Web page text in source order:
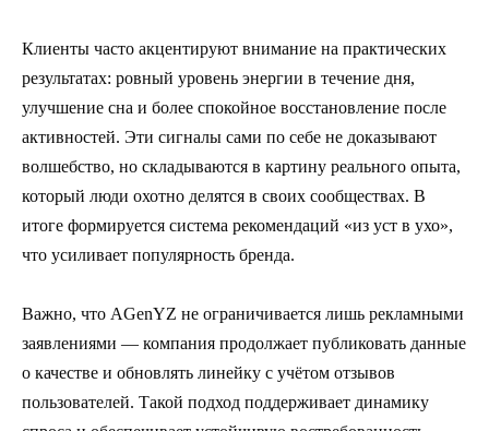
Клиенты часто акцентируют внимание на практических
результатах: ровный уровень энергии в течение дня,
улучшение сна и более спокойное восстановление после
активностей. Эти сигналы сами по себе не доказывают
волшебство, но складываются в картину реального опыта,
который люди охотно делятся в своих сообществах. В
итоге формируется система рекомендаций «из уст в ухо»,
что усиливает популярность бренда.
Важно, что AGenYZ не ограничивается лишь рекламными
заявлениями — компания продолжает публиковать данные
о качестве и обновлять линейку с учётом отзывов
пользователей. Такой подход поддерживает динамику